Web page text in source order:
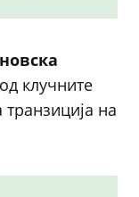
клучните
транзиција на